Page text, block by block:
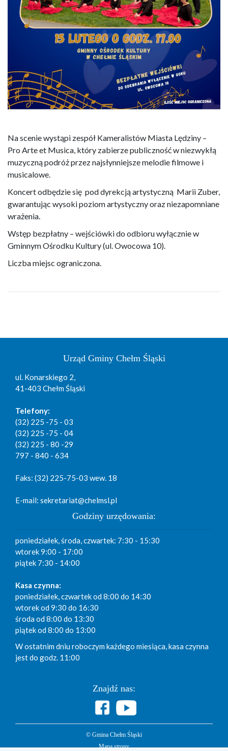
Na scenie wystąpi zespół Kameralistów Miasta Lędziny –
Pro Arte et Musica, który zabierze publiczność w niezwykłą
muzyczną podróż przez najsłynniejsze melodie filmowe i
musicalowe.
Koncert odbędzie się pod dyrekcją artystyczną Marii Zuber,
gwarantując wysoki poziom artystyczny oraz niezapomniane
wrażenia.
Wstęp bezpłatny – wejściówki do odbioru wyłącznie w
Gminnym Ośrodku Kultury (ul. Owocowa 10).
Liczba miejsc ograniczona.
Urząd Gminy Chełm Śląski
ul. Konarskiego 2,
41-403 Chełm Śląski
Telefony:
(32) 225 -75 - 03
(32) 225 -75 - 04
(32) 225 - 80 -29
797 - 840 - 634
Faks: (32) 225-75-03 wew. 18
E-mail: sekretariat@chelmsl.pl
Godziny urzędowania:
poniedziałek, środa, czwartek: 7:30 - 15:30
wtorek 9:00 - 17:00
piątek 7:30 - 14:00
Kasa czynna:
poniedziałek, czwartek od 8:00 do 14:30
wtorek od 9:30 do 16:30
środa od 8:00 do 13:30
piątek od 8:00 do 13:00
W ostatnim dniu roboczym każdego miesiąca, kasa czynna
jest do godz. 11:00
Znajdź nas:
© Gmina Chełm Śląski
Mapa strony